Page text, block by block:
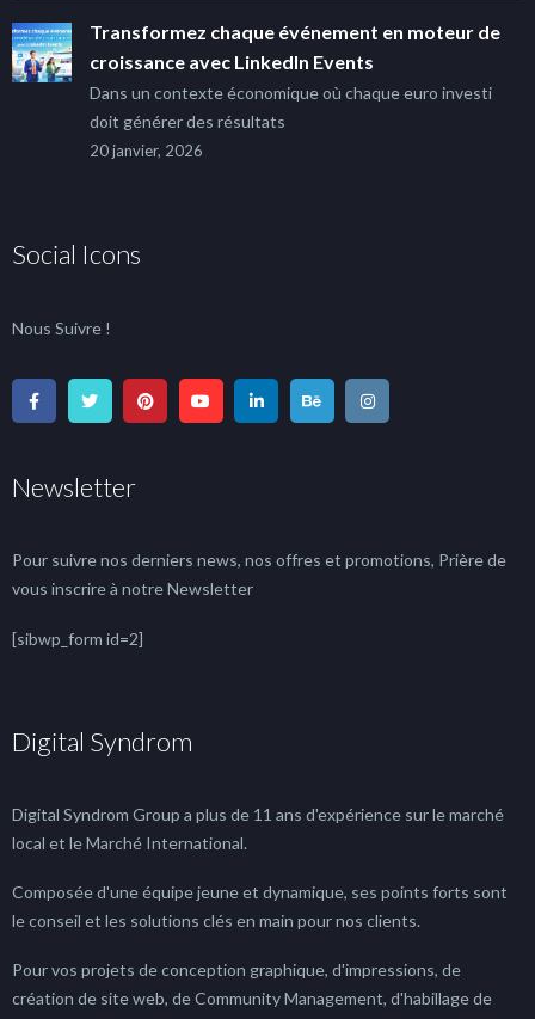
Transformez chaque événement en moteur de
croissance avec LinkedIn Events
Dans un contexte économique où chaque euro investi
doit générer des résultats
20 janvier, 2026
Social Icons
Nous Suivre !
Newsletter
Pour suivre nos derniers news, nos offres et promotions, Prière de
vous inscrire à notre Newsletter
[sibwp_form id=2]
Digital Syndrom
Digital Syndrom Group a plus de 11 ans d'expérience sur le marché
local et le Marché International.
Composée d'une équipe jeune et dynamique, ses points forts sont
le conseil et les solutions clés en main pour nos clients.
Pour vos projets de conception graphique, d'impressions, de
création de site web, de Community Management, d'habillage de